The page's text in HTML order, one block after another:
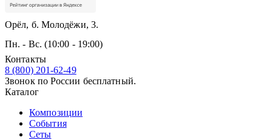
Орёл, б. Молодёжи, 3.
Пн. - Вс. (10:00 - 19:00)
Контакты
8 (800) 201-62-49
Звонок по России бесплатный.
Каталог
Композиции
События
Сеты